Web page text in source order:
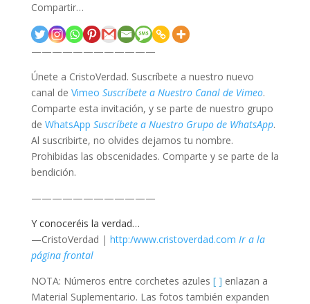
Compartir…
————————————
Únete a CristoVerdad. Suscríbete a nuestro nuevo
canal de Vimeo Suscríbete a Nuestro Canal de Vimeo.
Comparte esta invitación, y se parte de nuestro grupo
de WhatsApp Suscríbete a Nuestro Grupo de WhatsApp.
Al suscribirte, no olvides dejarnos tu nombre.
Prohibidas las obscenidades. Comparte y se parte de la
bendición.
————————————
Y conoceréis la verdad…
—CristoVerdad | http:/www.cristoverdad.com Ir a la
página frontal
NOTA: Números entre corchetes azules [ ] enlazan a
Material Suplementario. Las fotos también expanden